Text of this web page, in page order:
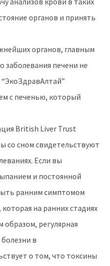
органов и принять
органов, главным
заболевания печени не
с печенью, который
British Liver Trust
со сном свидетельствуют
Если вы
и постоянной
ранним симптомом
на ранних стадиях
образом, регулярная
в
о том, что токсины